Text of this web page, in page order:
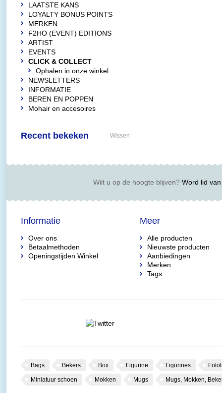
LAATSTE KANS
LOYALTY BONUS POINTS
MERKEN
F2HO (EVENT) EDITIONS
ARTIST
EVENTS
CLICK & COLLECT
Ophalen in onze winkel
NEWSLETTERS
INFORMATIE
BEREN EN POPPEN
Mohair en accesoires
Recent bekeken Wissen
Wilt u op de hoogte blijven?Word lid van
Informatie
Over ons
Betaalmethoden
Openingstijden Winkel
Meer
Alle producten
Nieuwste producten
Aanbiedingen
Merken
Tags
Bags Bekers Box Figurine Figurines
Miniatuur schoen Mokken Mugs Mugs, Mokken,